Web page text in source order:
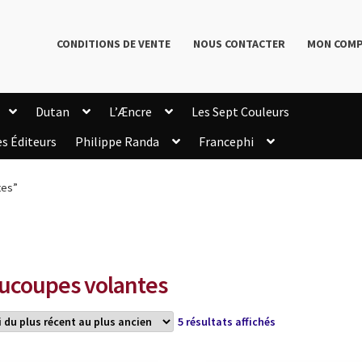
CONDITIONS DE VENTE NOUS CONTACTER MON
Dutan L’Æncre
Les Sept Couleurs
Éditeurs Philippe Randa
Francephi
volantes
5 résultats affichésTrié